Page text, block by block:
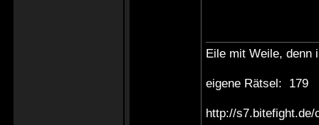
Eile mit Weile, denn
eigene Rätsel: 179
http://s7.bitefight.de/